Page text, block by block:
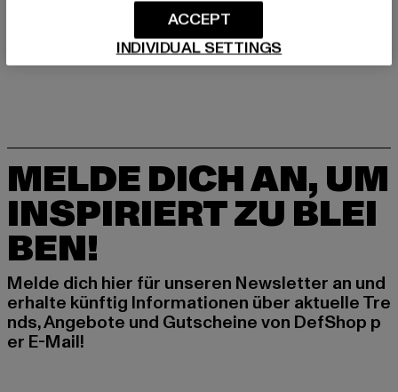
LIEFERUNG & RÜCKGABE
MELDE DICH AN, UM
INSPIRIERT ZU BLEI
BEN!
Melde dich hier für unseren Newsletter an und
erhalte künftig Informationen über aktuelle Tre
nds, Angebote und Gutscheine von DefShop p
er E-Mail!
INDIVIDUAL SETTINGS
ACCEPT